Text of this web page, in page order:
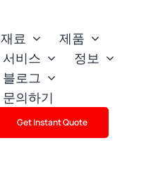
재료
제품
서비스
정보
블로그
문의하기
Get Instant Quote